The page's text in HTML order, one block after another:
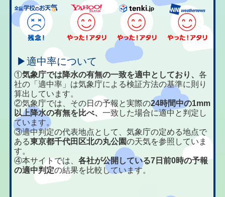
▶適中率について
①気象庁では降水の有無の一致を適中としており、各
社の「適中率」は気象庁による検証方法の基準に則り
算出しています。
②気象庁では、その日の予報と実際の24時間中の1mm
以上降水の有無を比べ、一致した場合に適中と判定し
ています。
③適中判定の代表地点として、気象庁の定める地点で
ある東京都千代田区北の丸公園の天気を参照していま
す。
④本サイトでは、各社が公開している7日前0時の予報
の適中判定の結果を比較しています。